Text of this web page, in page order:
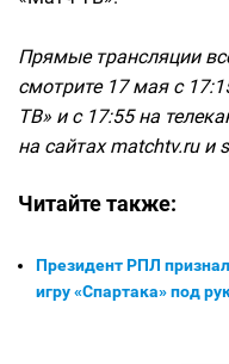
Прямые трансляции
смотрите 17 мая с
ТВ» и с 17:55 на
на сайтах matchtv.ru и
Читайте также:
Президент РПЛ
игру «Спартака» под